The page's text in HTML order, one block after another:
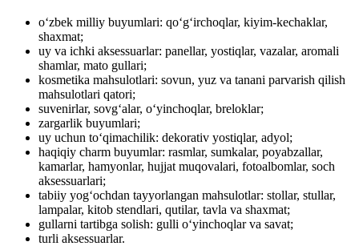
oʻzbek milliy buyumlari: qoʻgʻirchoqlar, kiyim-kechaklar,
shaxmat;
uy va ichki aksessuarlar: panellar, yostiqlar, vazalar, aromali
shamlar, mato gullari;
kosmetika mahsulotlari: sovun, yuz va tanani parvarish qilish
mahsulotlari qatori;
suvenirlar, sovgʻalar, oʻyinchoqlar, breloklar;
zargarlik buyumlari;
uy uchun toʻqimachilik: dekorativ yostiqlar, adyol;
haqiqiy charm buyumlar: rasmlar, sumkalar, poyabzallar,
kamarlar, hamyonlar, hujjat muqovalari, fotoalbomlar, soch
aksessuarlari;
tabiiy yogʻochdan tayyorlangan mahsulotlar: stollar, stullar,
lampalar, kitob stendlari, qutilar, tavla va shaxmat;
gullarni tartibga solish: gulli oʻyinchoqlar va savat;
turli aksessuarlar.